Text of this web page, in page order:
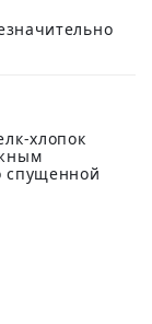
хлопок
спущенной